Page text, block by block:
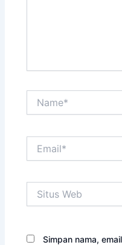
Web
Simpan nama,